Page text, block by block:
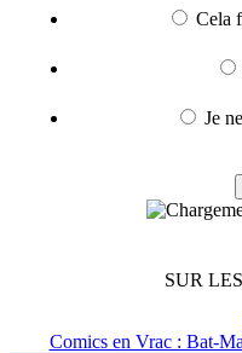
Cela
Je
SUR
Comics en Vrac : Bat-